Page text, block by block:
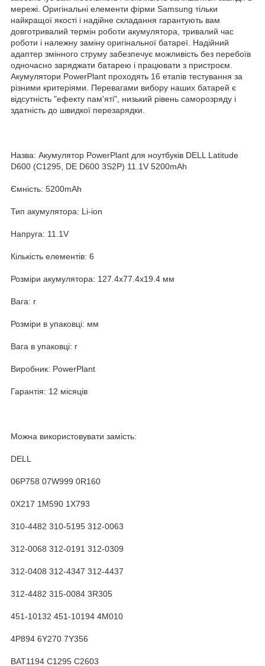
мережі. Оригінальні елементи фірми Samsung тільки
найкращої якості і надійне складання гарантують вам
довготривалий термін роботи акумулятора, тривалий час
роботи і належну заміну оригінальної батареї. Надійний
адаптер змінного струму забезпечує можливість без перебоїв
одночасно заряджати батарею і працювати з пристроєм.
Акумулятори PowerPlant проходять 16 етапів тестування за
різними критеріями. Перевагами вибору наших батарей є
відсутність "ефекту пам'яті", низький рівень саморозряду і
здатність до швидкої перезарядки.
Назва: Акумулятор PowerPlant для ноутбуків DELL Latitude
D600 (C1295, DE D600 3S2P) 11.1V 5200mAh
Ємність: 5200mAh
Тип акумулятора: Li-ion
Напруга: 11.1V
Кількість елементів: 6
Розміри акумулятора: 127.4x77.4x19.4 мм
Вага: г
Розміри в упаковці: мм
Вага в упаковці: г
Виробник: PowerPlant
Гарантія: 12 місяців
Можна використовувати замість:
DELL
06P758 07W999 0R160
0X217 1M590 1X793
310-4482 310-5195 312-0063
312-0068 312-0191 312-0309
312-0408 312-4347 312-4437
312-4482 315-0084 3R305
451-10132 451-10194 4M010
4P894 6Y270 7Y356
BAT1194 C1295 C2603